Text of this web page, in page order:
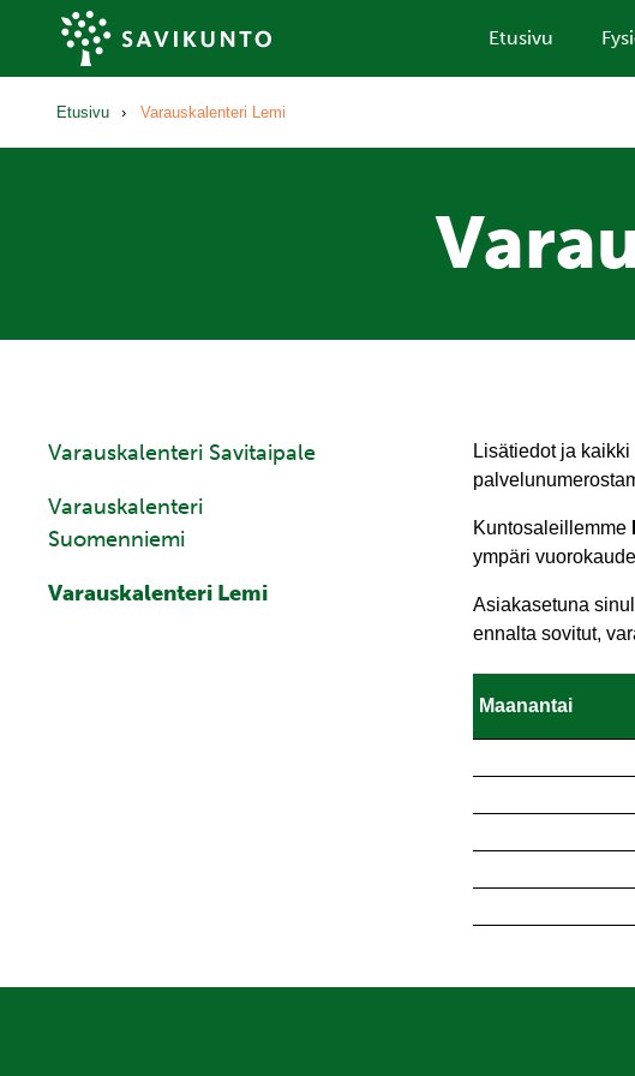
Savikunto
Etusivu
Etusivu › Varauskalenteri Lemi
Varauskalenteri Savitaipale
Varauskalenteri
Suomenniemi
Varauskalenteri Lemi
Lisätiedot ja
Kuntosaleillemme
ympäri
Asiakasetuna
ennalta sovitut,
Maanantai